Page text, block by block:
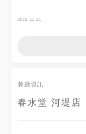
2019-11-21
餐廳資訊
春水堂 河堤店